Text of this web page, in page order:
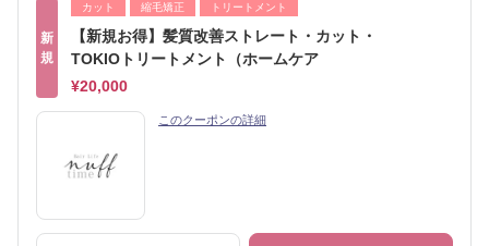
新
規
カット 縮毛矯正 トリートメント
【新規お得】髪質改善ストレート・カット・
TOKIOトリートメント（ホームケア
¥20,000
このクーポンの詳細